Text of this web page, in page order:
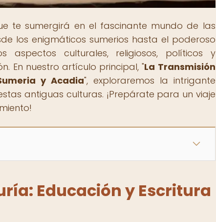
te sumergirá en el fascinante mundo de las
los enigmáticos sumerios hasta el poderoso
aspectos culturales, religiosos, políticos y
En nuestro artículo principal, "La Transmisión
y Acadia", exploraremos la intrigante
antiguas culturas. ¡Prepárate para un viaje
Educación y Escritura